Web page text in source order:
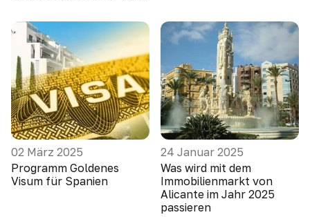
02 März 2025
Programm Goldenes
Visum für Spanien
24 Januar 2025
Was wird mit dem
Immobilienmarkt von
Alicante im Jahr 2025
passieren